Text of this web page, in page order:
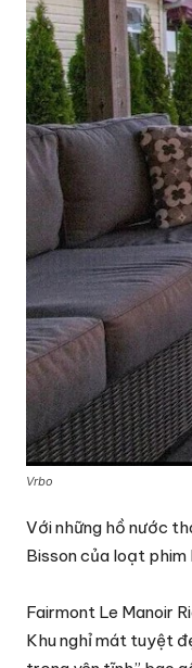
Vrbo
Với những hồ nước
Bisson của loạt phim
Fairmont Le Manoir
Khu nghỉ mát tuyệt